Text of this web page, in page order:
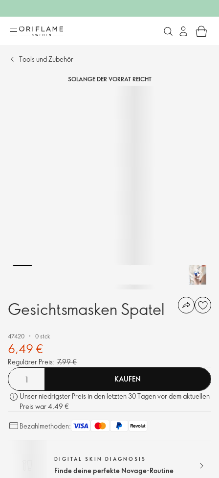
Tools und Zubehör
SOLANGE DER VORRAT REICHT
Gesichtsmasken Spatel
47420 0 stck
6,49 €
Regulärer Preis: 7,99 €
KAUFEN
Unser niedrigster Preis in den letzten 30 Tagen vor dem aktuellen
Preis war 4,49 €
Bezahlmethoden:
DIGITAL SKIN DIAGNOSIS
Finde deine perfekte Novage-Routine